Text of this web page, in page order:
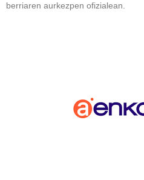
berriaren aurkezpen ofizialean.